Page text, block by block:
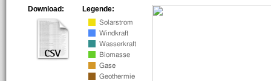
Legende:
Download: